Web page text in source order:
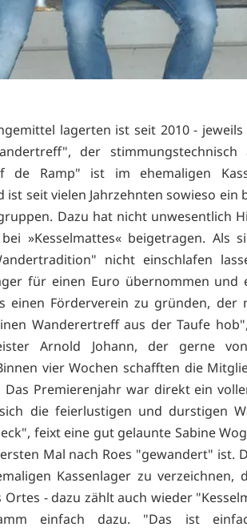
lagerten ist seit 2010 - jeweils
der stimmungstechnisch
de Ramp" ist im ehemaligen
ist seit vielen Jahrzehnten sowieso ein
Dazu hat nicht unwesentlich
»Kesselmattes« beigetragen. Als
nicht einschlafen
für einen Euro übernommen und
einen Förderverein zu gründen, der
Wanderertreff aus der Taufe
Arnold Johann, der gerne
vier Wochen schafften die
Premierenjahr war direkt ein
die feierlustigen und durstigen
feixt eine gut gelaunte Sabine
Mal nach Roes "gewandert" ist.
Kassenlager zu verzeichnen,
- dazu zählt auch wieder
einfach dazu. "Das ist